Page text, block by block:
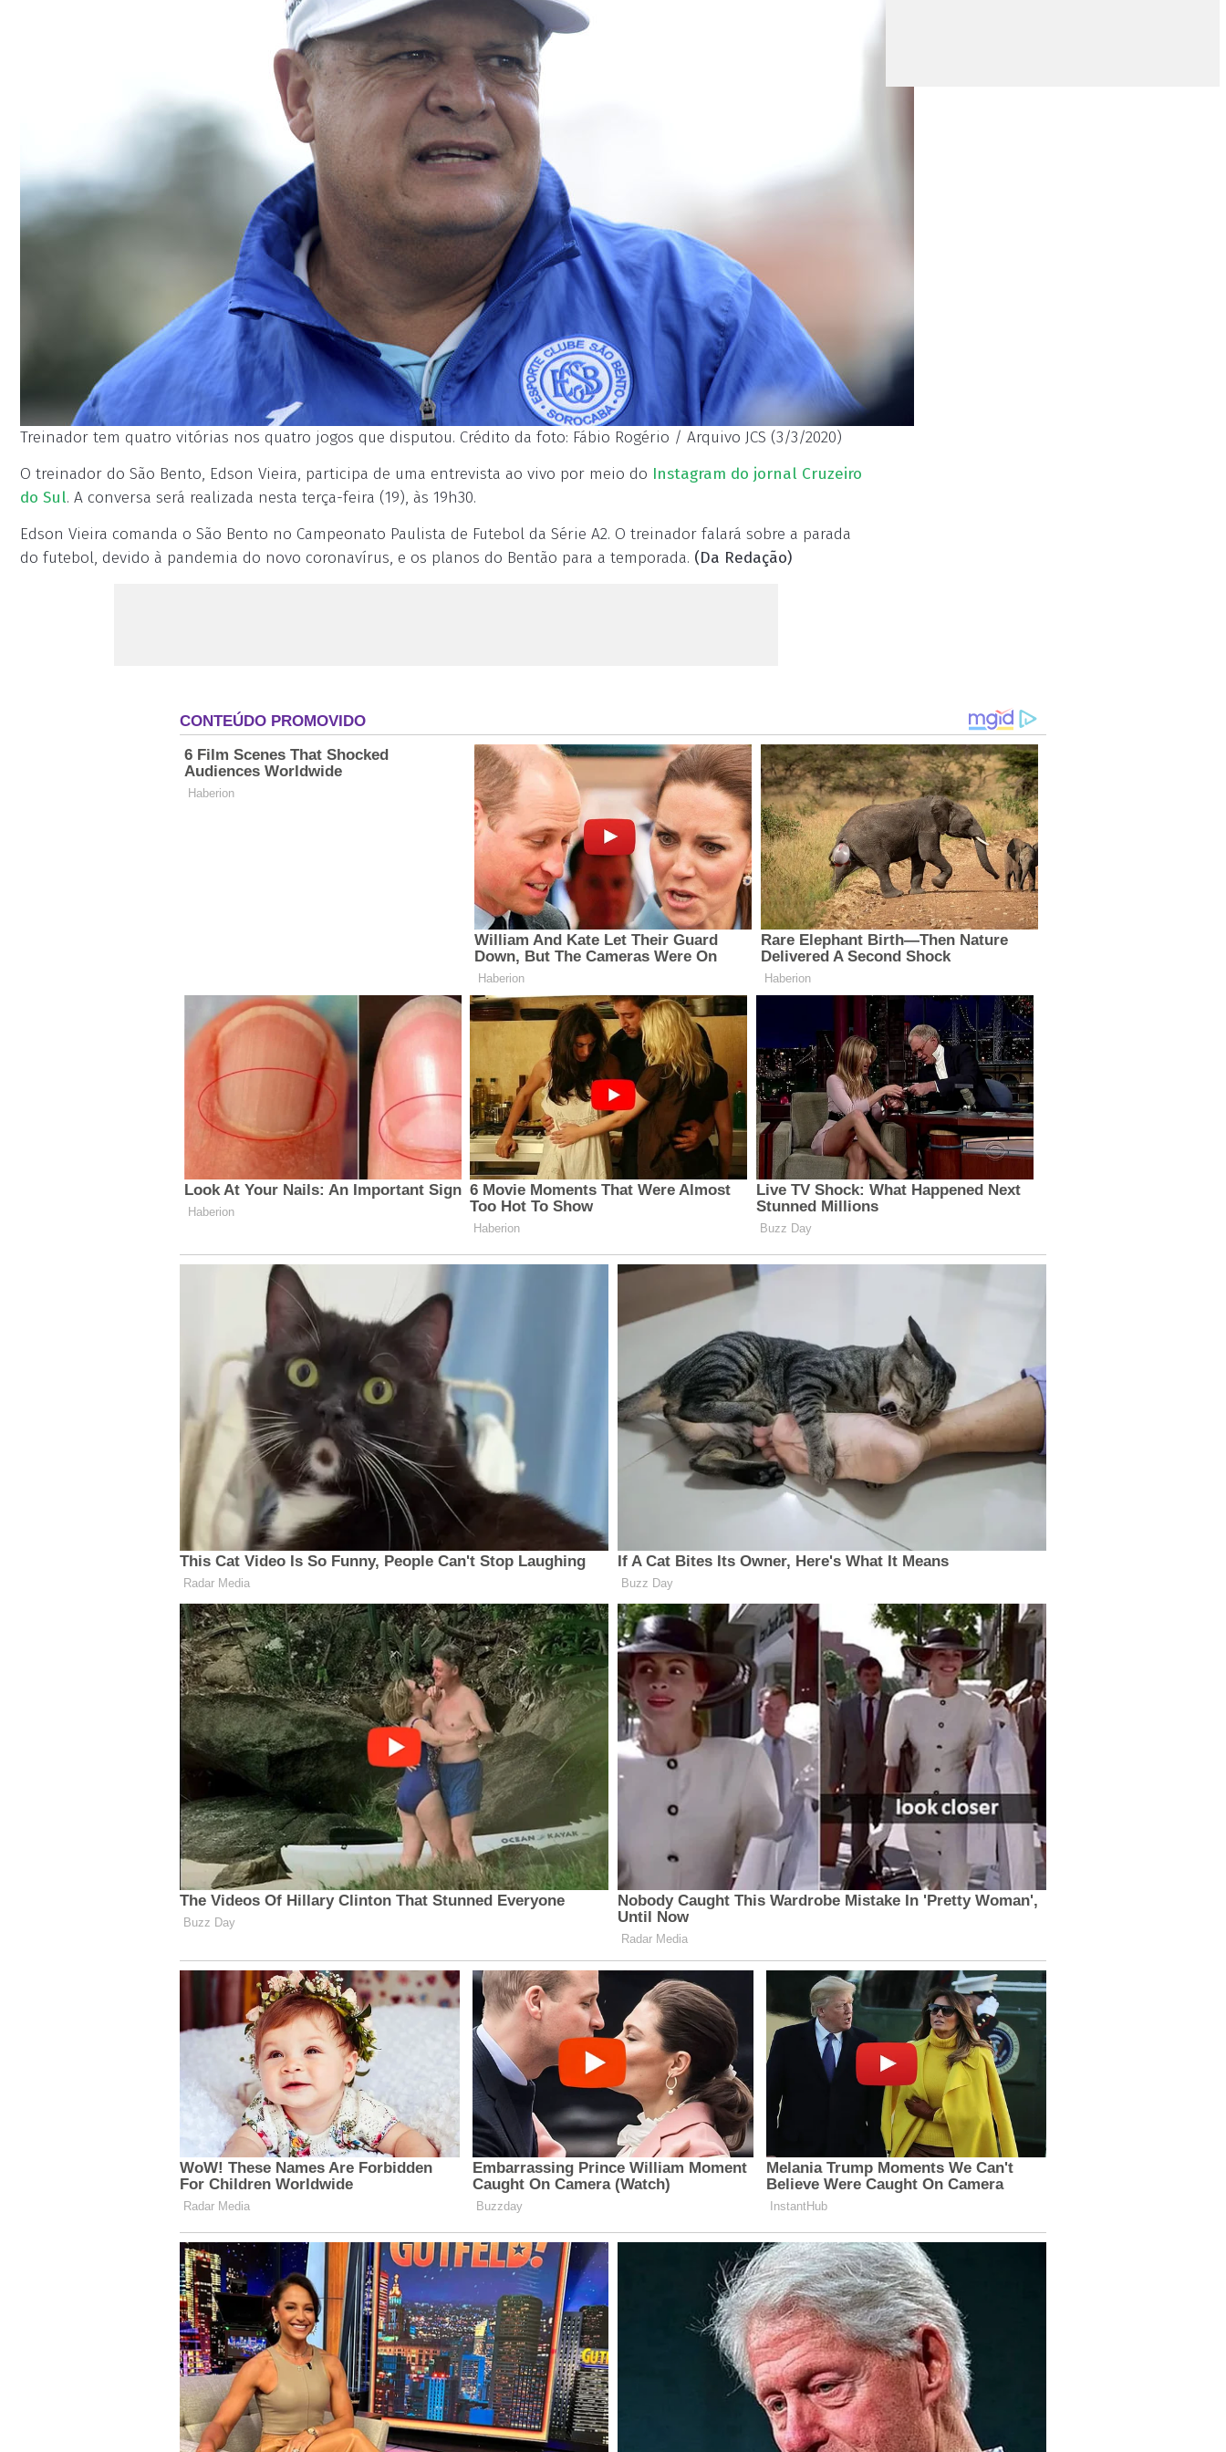
Treinador tem quatro vitórias nos quatro jogos que disputou. Crédito da foto: Fábio Rogério / Arquivo JCS (3/3/2020)
O treinador do São Bento, Edson Vieira, participa de uma entrevista ao vivo por meio do Instagram do jornal Cruzeiro
do Sul. A conversa será realizada nesta terça-feira (19), às 19h30.
Edson Vieira comanda o São Bento no Campeonato Paulista de Futebol da Série A2. O treinador falará sobre a parada
do futebol, devido à pandemia do novo coronavírus, e os planos do Bentão para a temporada. (Da Redação)